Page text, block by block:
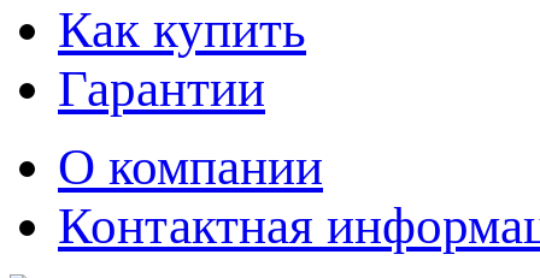
Как купить
Гарантии
О компании
Контактная